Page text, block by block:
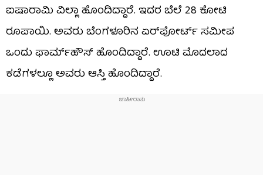
ಐಷಾರಾಮಿ ವಿಲ್ಲಾ ಹೊಂದಿದ್ದಾರೆ. ಇದರ ಬೆಲೆ 28 ಕೋಟಿ
ರೂಪಾಯಿ. ಅವರು ಬೆಂಗಳೂರಿನ ಏರ್​ಪೋರ್ಟ್ ಸಮೀಪ
ಒಂದು ಫಾರ್ಮ್​ಹೌಸ್ ಹೊಂದಿದ್ದಾರೆ. ಊಟಿ ಮೊದಲಾದ
ಕಡೆಗಳಲ್ಲೂ ಅವರು ಆಸ್ತಿ ಹೊಂದಿದ್ದಾರೆ.